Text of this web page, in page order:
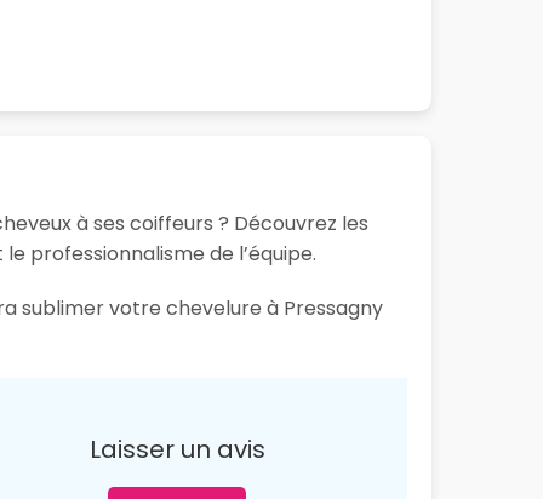
à ses coiffeurs ? Découvrez les
professionnalisme de l’équipe.
sublimer votre chevelure à Pressagny
Laisser un avis